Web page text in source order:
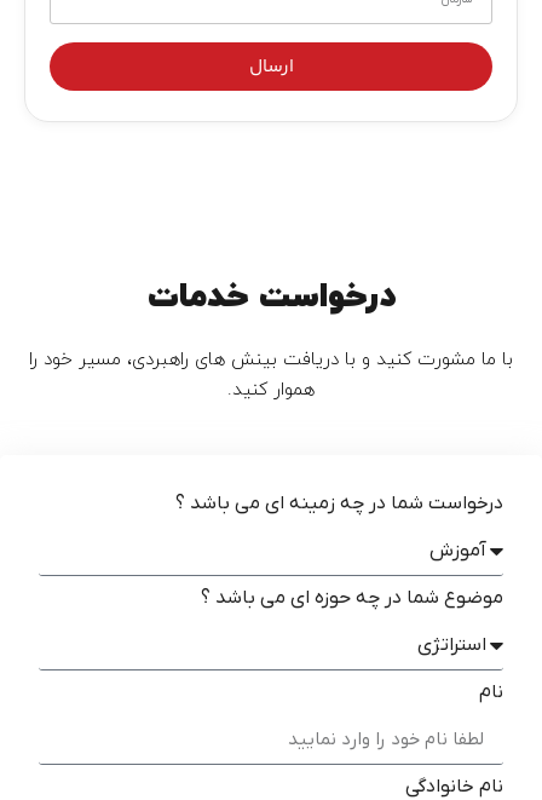
ارسال
درخواست خدمات
با ما مشورت کنید و با دریافت بینش های راهبردی، مسیر خود را
هموار کنید.
درخواست شما در چه زمینه ای می باشد ؟
موضوع شما در چه حوزه ای می باشد ؟
نام
نام خانوادگی